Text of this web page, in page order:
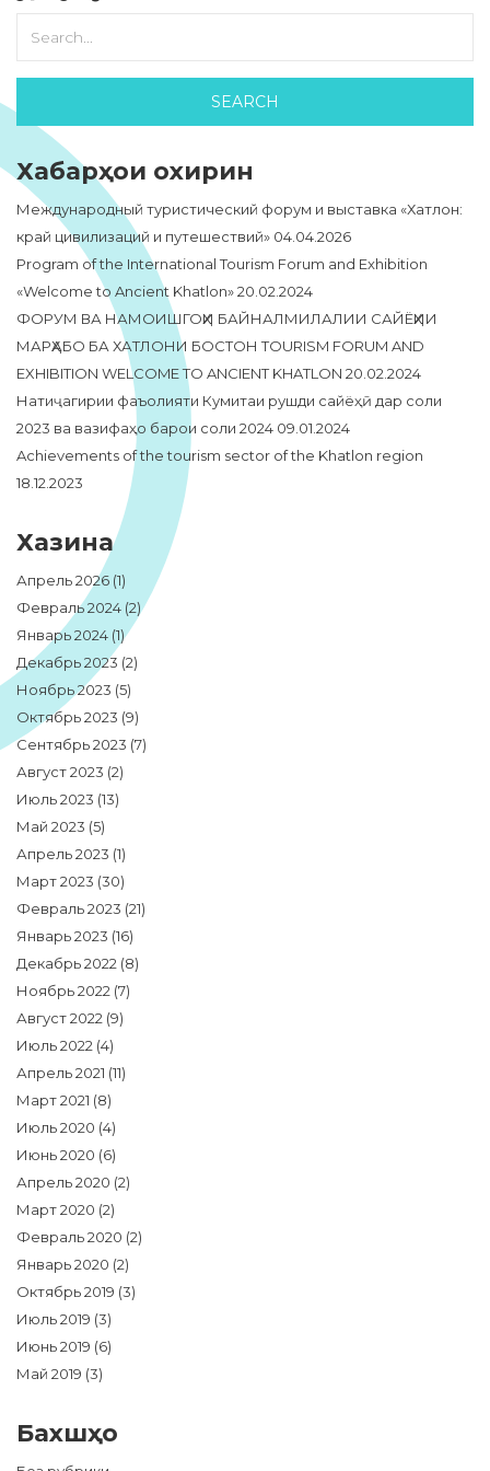
Хабарҳои охирин
Международный туристический форум и выставка «Хатлон:
край цивилизаций и путешествий» 04.04.2026
Program of the International Tourism Forum and Exhibition
«Welcome to Ancient Khatlon»20.02.2024
ФОРУМ ВА НАМОИШГОҲИ БАЙНАЛМИЛАЛИИ САЙЁҲИИ
МАРҲАБО БА ХАТЛОНИ БОСТОН TOURISM FORUM AND
EXHIBITION WELCOME TO ANCIENT KHATLON 20.02.2024
Натиҷагирии фаъолияти Кумитаи рушди сайёҳӣ дар соли
2023 ва вазифаҳо барои соли 2024 09.01.2024
Achievements of the tourism sector of the Khatlon region
18.12.2023
Хазина
Апрель 2026 (1)
Февраль 2024 (2)
Январь 2024 (1)
Декабрь 2023 (2)
Ноябрь 2023 (5)
Октябрь 2023 (9)
Сентябрь 2023 (7)
Август 2023 (2)
Июль 2023 (13)
Май 2023 (5)
Апрель 2023 (1)
Март 2023 (30)
Февраль 2023 (21)
Январь 2023 (16)
Декабрь 2022 (8)
Ноябрь 2022 (7)
Август 2022 (9)
Июль 2022 (4)
Апрель 2021 (11)
Март 2021 (8)
Июль 2020 (4)
Июнь 2020 (6)
Апрель 2020 (2)
Март 2020 (2)
Февраль 2020 (2)
Январь 2020 (2)
Октябрь 2019 (3)
Июль 2019 (3)
Июнь 2019 (6)
Май 2019 (3)
Бахшҳо